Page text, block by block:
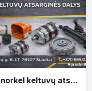
Snorkel keltuvų atsarginės dalys